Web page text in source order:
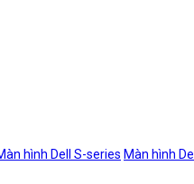
hình Dell S-series Màn hình